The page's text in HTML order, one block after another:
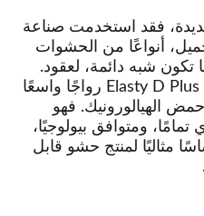
فقد استخدمت صناعة
أنواعًا من الحشوات
تكون شبه دائمة، لعقود.
وقد اكتسبت الحشوات مثل Elasty D Plus رواجًا واسعًا
الهيالورونيك. فهو
ومتوافق بيولوجيًا،
مثاليًا لمنتج حشو قابل